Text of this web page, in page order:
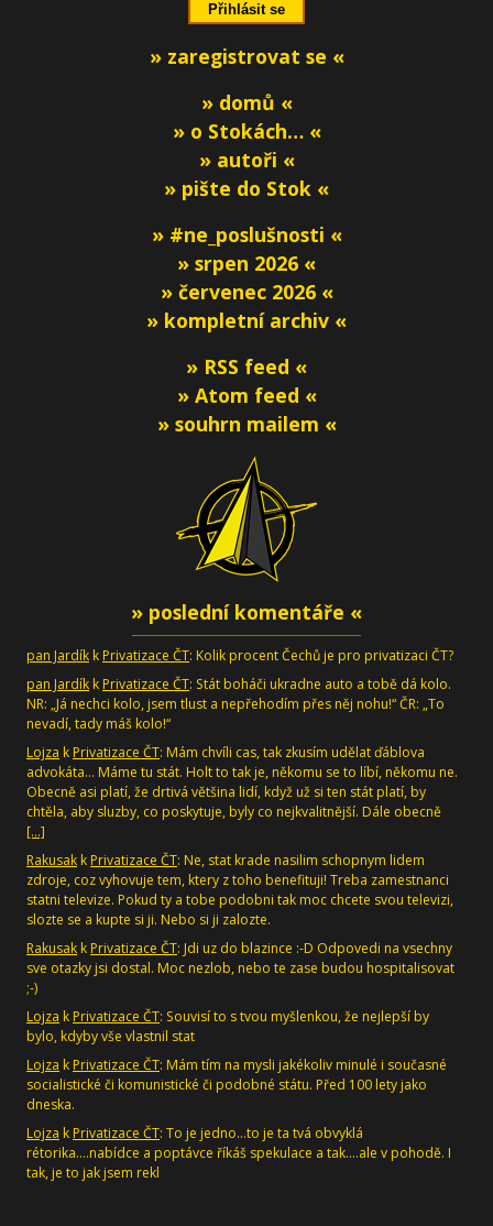
» zaregistrovat se «
» domů «
» o Stokách… «
» autoři «
» pište do Stok «
» #ne_poslušnosti «
» srpen 2026 «
» červenec 2026 «
» kompletní archiv «
» RSS feed «
» Atom feed «
» souhrn mailem «
» poslední komentáře «
pan Jardík k Privatizace ČT: Kolik procent Čechů je pro privatizaci ČT?
pan Jardík k Privatizace ČT: Stát boháči ukradne auto a tobě dá kolo.
NR: „Já nechci kolo, jsem tlust a nepřehodím přes něj nohu!“ ČR: „To
nevadí, tady máš kolo!“
Lojza k Privatizace ČT: Mám chvíli cas, tak zkusím udělat ďáblova
advokáta... Máme tu stát. Holt to tak je, někomu se to líbí, někomu ne.
Obecně asi platí, že drtivá většina lidí, když už si ten stát platí, by
chtěla, aby sluzby, co poskytuje, byly co nejkvalitnější. Dále obecně
[…]
Rakusak k Privatizace ČT: Ne, stat krade nasilim schopnym lidem
zdroje, coz vyhovuje tem, ktery z toho benefituji! Treba zamestnanci
statni televize. Pokud ty a tobe podobni tak moc chcete svou televizi,
slozte se a kupte si ji. Nebo si ji zalozte.
Rakusak k Privatizace ČT: Jdi uz do blazince :-D Odpovedi na vsechny
sve otazky jsi dostal. Moc nezlob, nebo te zase budou hospitalisovat
;-)
Lojza k Privatizace ČT: Souvisí to s tvou myšlenkou, že nejlepší by
bylo, kdyby vše vlastnil stat
Lojza k Privatizace ČT: Mám tím na mysli jakékoliv minulé i současné
socialistické či komunistické či podobné státu. Před 100 lety jako
dneska.
Lojza k Privatizace ČT: To je jedno...to je ta tvá obvyklá
rétorika....nabídce a poptávce říkáš spekulace a tak....ale v pohodě. I
tak, je to jak jsem rekl